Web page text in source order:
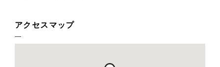
アクセスマップ